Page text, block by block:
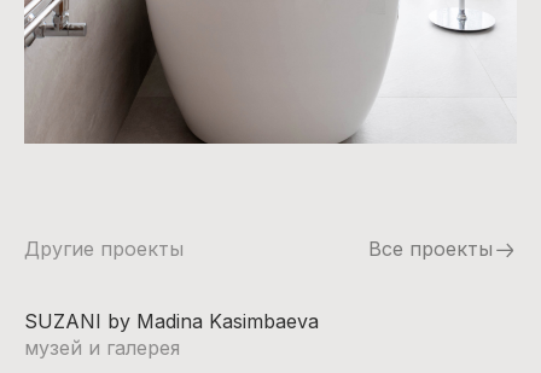
Другие проекты Все проекты
SUZANI by Madina Kasimbaeva
музей и галерея